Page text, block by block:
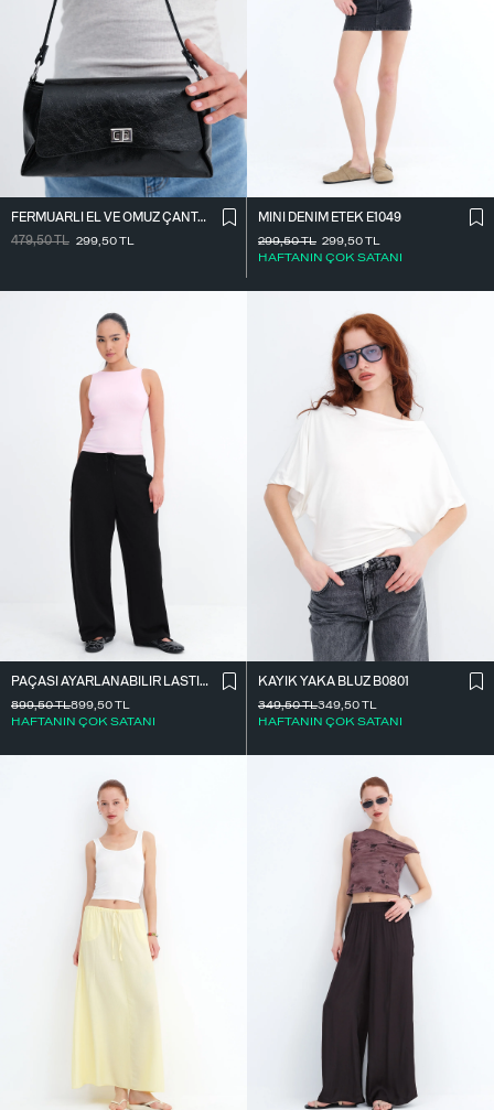
FERMUARLI EL VE OMUZ ÇANTASI Ç1070
479,50TL 299,50TL
MINI DENIM ETEK E1049
299,50TL
HAFTANIN ÇOK SATANI
299,50TL
PAÇASI AYARLANABILIR LASTIKLI EŞOFMAN EŞF10690
899,50TL
HAFTANIN ÇOK SATANI
899,50TL
KAYIK YAKA BLUZ B0801
349,50TL
HAFTANIN ÇOK SATANI
349,50TL